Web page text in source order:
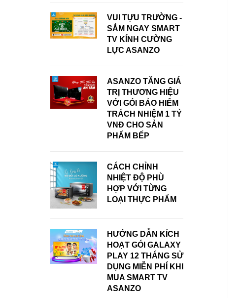
VUI TỰU TRƯỜNG -
SẮM NGAY SMART
TV KÍNH CƯỜNG
LỰC ASANZO
ASANZO TĂNG GIÁ
TRỊ THƯƠNG HIỆU
VỚI GÓI BẢO HIỂM
TRÁCH NHIỆM 1 TỶ
VNĐ CHO SẢN
PHẨM BẾP
CÁCH CHỈNH
NHIỆT ĐỘ PHÙ
HỢP VỚI TỪNG
LOẠI THỰC PHẨM
HƯỚNG DẪN KÍCH
HOẠT GÓI GALAXY
PLAY 12 THÁNG SỬ
DỤNG MIỄN PHÍ KHI
MUA SMART TV
ASANZO